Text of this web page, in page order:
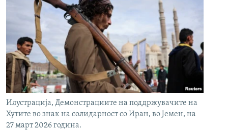
Илустрација, Демонстрациите на поддржувачите на
Хутите во знак на солидарност со Иран, во Јемен, на
27 март 2026 година.